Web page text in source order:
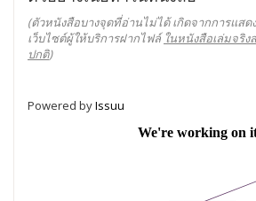
(ตัวหนังสือบางจุดที่อ่านไม่ได้ เกิดจากการแส
เว็บไซต์ผู้ให้บริการฝากไฟล์ ในหนังสือเล่มจริ
ปกติ)
Powered byIssuu